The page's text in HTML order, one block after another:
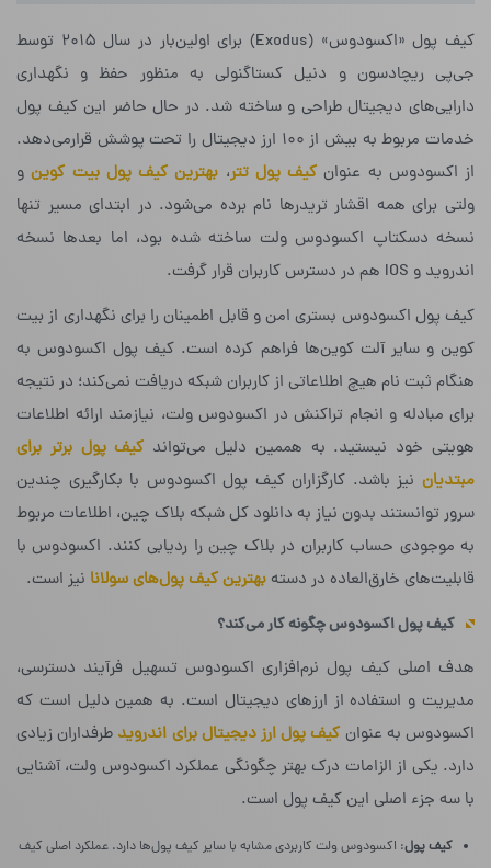
کیف پول «اکسودوس» (Exodus) برای اولین‌بار در سال ۲۰۱۵ توسط
جی‌پی ریچادسون و دنیل کستاگنولی به منظور حفظ و نگهداری
دارایی‌های دیجیتال طراحی و ساخته شد. در حال حاضر این کیف پول
خدمات مربوط به بیش از ۱۰۰ ارز دیجیتال را تحت پوشش قرارمی‌دهد.
از اکسودوس به عنوانکیف پول تتر، بهترین کیف پول بیت کوینو
ولتی برای همه اقشار تریدرها نام برده می‌شود. در ابتدای مسیر تنها
نسخه‌ دسکتاپ اکسودوس ولت ساخته شده بود، اما بعدها نسخه‌
اندروید و IOS هم در دسترس کاربران قرار گرفت.
کیف پول اکسودوس بستری امن و قابل اطمینان را برای نگهداری از بیت
کوین و سایر آلت کوین‌ها فراهم کرده است. کیف پول اکسودوس به
هنگام ثبت نام هیچ اطلاعاتی از کاربران شبکه دریافت نمی‌کند؛ در نتیجه
برای مبادله و انجام تراکنش‌ در اکسودوس ولت، نیازمند ارائه اطلاعات
هویتی خود نیستید. به هممین دلیل می‌تواند کیف پول برتر برای
مبتدیان نیز باشد. کارگزاران کیف پول اکسودوس با بکارگیری چندین
سرور توانستند بدون نیاز به دانلود کل شبکه‌ بلاک چین، اطلاعات مربوط
به موجودی حساب‌ کاربران در بلاک چین را ردیابی کنند. اکسودوس با
قابلیت‌های خارق‌العاده در دستهبهترین کیف پول‌های سولانا نیز است.
کیف پول اکسودوس چگونه کار می‌کند؟
هدف اصلی کیف پول نرم‌افزاری اکسودوس تسهیل فرآیند دسترسی،
مدیریت و استفاده از ارزهای دیجیتال است. به همین دلیل است که
اکسودوس به عنوان کیف پول ارز دیجیتال برای اندروید طرفداران زیادی
دارد. یکی از الزامات درک بهتر چگونگی عملکرد اکسودوس ولت، آشنایی
با سه جزء اصلی این کیف پول است.
کیف پول: اکسودوس ولت کاربردی مشابه با سایر کیف پول‌ها دارد. عملکرد اصلی کیف